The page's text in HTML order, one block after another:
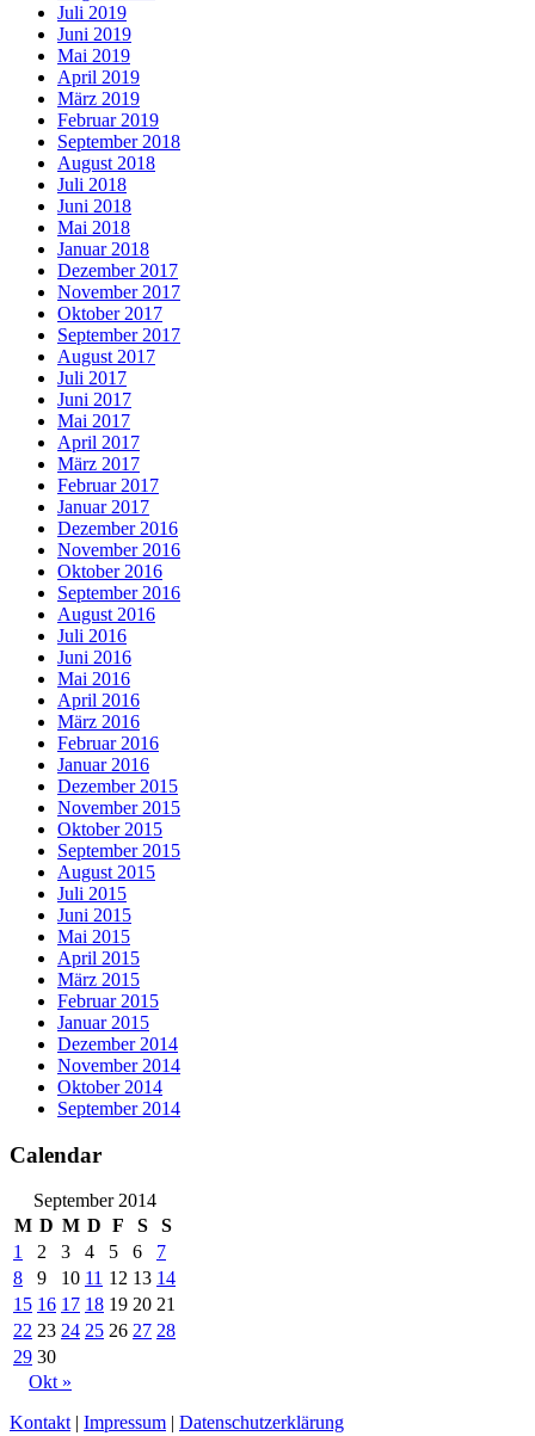
Juli 2019
Juni 2019
Mai 2019
April 2019
März 2019
Februar 2019
September 2018
August 2018
Juli 2018
Juni 2018
Mai 2018
Januar 2018
Dezember 2017
November 2017
Oktober 2017
September 2017
August 2017
Juli 2017
Juni 2017
Mai 2017
April 2017
März 2017
Februar 2017
Januar 2017
Dezember 2016
November 2016
Oktober 2016
September 2016
August 2016
Juli 2016
Juni 2016
Mai 2016
April 2016
März 2016
Februar 2016
Januar 2016
Dezember 2015
November 2015
Oktober 2015
September 2015
August 2015
Juli 2015
Juni 2015
Mai 2015
April 2015
März 2015
Februar 2015
Januar 2015
Dezember 2014
November 2014
Oktober 2014
September 2014
Calendar
September 2014
M D M D F S
S
1
2 3 4 5 6
7
8
9 10 11 12 13 14
15 16 17 18 19 20 21
22 23 24 25 26 27 28
29 30
Okt »
Kontakt| Impressum Datenschutzerklärung